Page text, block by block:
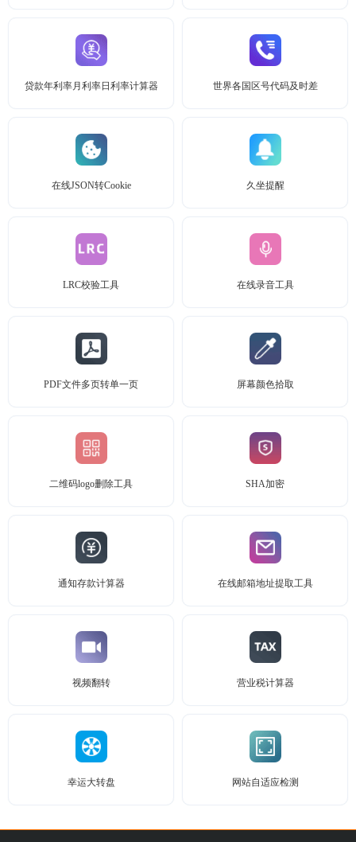
贷款年利率月利率日利率计算器 世界各国区号代码及时差
在线JSON转Cookie 久坐提醒
LRC校验工具 在线录音工具
PDF文件多页转单一页 屏幕颜色拾取
二维码logo删除工具 SHA加密
通知存款计算器 在线邮箱地址提取工具
视频翻转 营业税计算器
幸运大转盘 网站自适应检测